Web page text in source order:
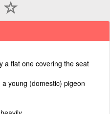
a flat one covering the seat
young (domestic) pigeon